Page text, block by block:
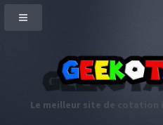
Le meilleur site de cotation